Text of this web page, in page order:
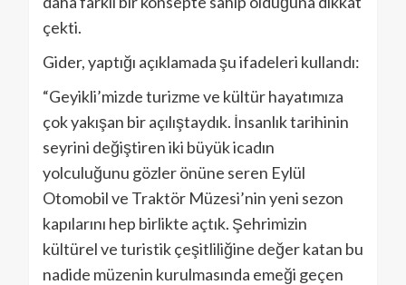
çekti.
Gider, yaptığı açıklamada şu ifadeleri kullandı:
“Geyikli’mizde turizme ve kültür hayatımıza
çok yakışan bir açılıştaydık. İnsanlık tarihinin
seyrini değiştiren iki büyük icadın
yolculuğunu gözler önüne seren Eylül
Otomobil ve Traktör Müzesi’nin yeni sezon
kapılarını hep birlikte açtık. Şehrimizin
kültürel ve turistik çeşitliliğine değer katan bu
nadide müzenin kurulmasında emeği geçen